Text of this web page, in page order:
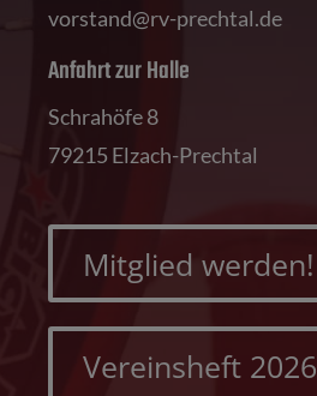
vorstand@rv-prechtal.de
Anfahrt zur Halle
Schrahöfe 8
79215 Elzach-Prechtal
Mitglied werden!
Vereinsheft 2026